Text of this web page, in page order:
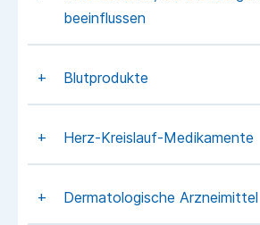
beeinflussen
Blutprodukte
Herz-Kreislauf-Medikamente
Dermatologische Arzneimittel